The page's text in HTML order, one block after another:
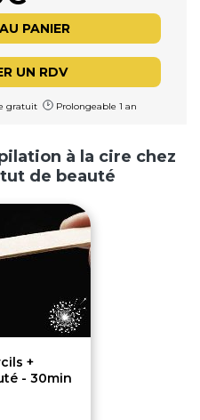
PANIER
UN RDV
gratuit Prolongeable 1 an
à la cire chez
de beauté
+
- 30min